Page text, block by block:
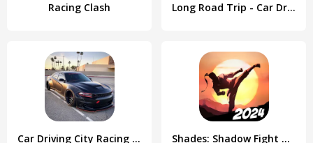
Racing Clash Long Road Trip - Car Driving
Car Driving City Racing Games Shades: Shadow Fight Roguelike